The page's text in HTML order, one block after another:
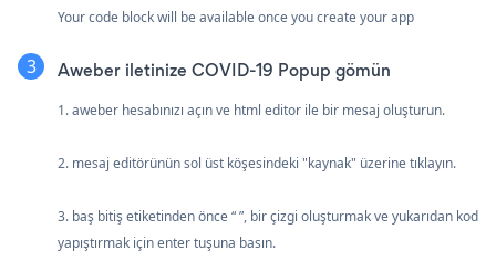
Your code block will be available once you create your app
Aweber iletinize COVID-19 Popup gömün
1. aweber hesabınızı açın ve html editor ile bir mesaj oluşturun.
2. mesaj editörünün sol üst köşesindeki "kaynak" üzerine tıklayın.
3. baş bitiş etiketinden önce “ ”, bir çizgi oluşturmak ve yukarıdan kod
yapıştırmak için enter tuşuna basın.